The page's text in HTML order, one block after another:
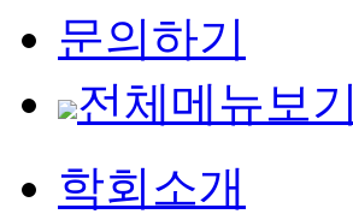
문의하기
전체메뉴보기
학회소개